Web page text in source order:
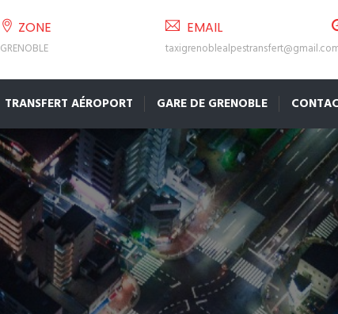
ZONE
GRENOBLE
EMAIL
TRANSFERT AÉROPORT GARE DE GRENOBLE